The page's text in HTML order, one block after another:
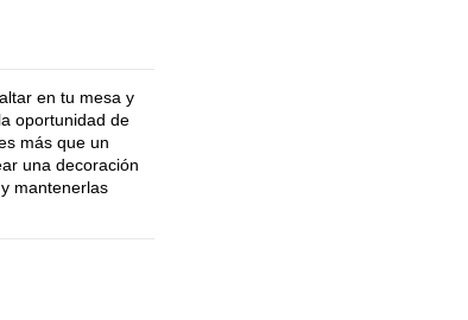
en tu mesa y
oportunidad de
más que un
una decoración
mantenerlas